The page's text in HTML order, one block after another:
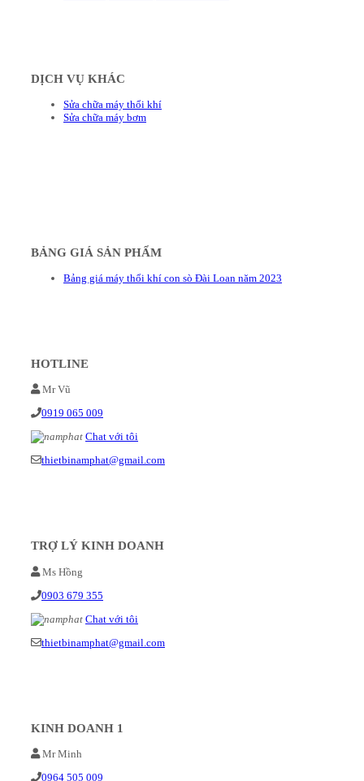
DỊCH VỤ KHÁC
Sửa chữa máy thổi khí
Sửa chữa máy bơm
BẢNG GIÁ SẢN PHẨM
Bảng giá máy thổi khí con sò Đài Loan năm 2023
HOTLINE
Mr Vũ
0919 065 009
Chat với tôi
thietbinamphat@gmail.com
TRỢ LÝ KINH DOANH
Ms Hồng
0903 679 355
Chat với tôi
thietbinamphat@gmail.com
KINH DOANH 1
Mr Minh
0964 505 009